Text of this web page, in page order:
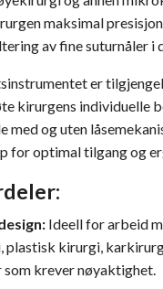
maksimal
av fine suturnåler i
er
kirurgens individuelle
med og uten
for optimal tilgang og
Ideell for arbeid
plastisk kirurgi,
krever nøyaktighet.